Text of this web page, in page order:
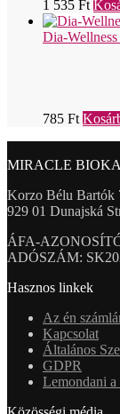
1 535 Ft
Dia-
785 Ft
MIRACLE
Korzo Bélu Bartók
929 01 Dunajská
ÁFA-
ADÓSZÁM:
Hasznos linkek
Az én
Kapcsolat
Általános
GDPR
Lemondani a